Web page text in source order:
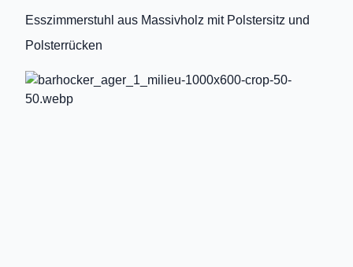
Esszimmerstuhl aus Massivholz mit Polstersitz und
Polsterrücken